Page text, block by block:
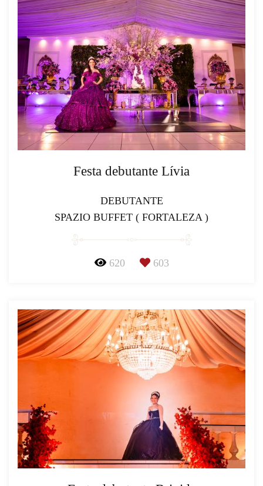
Festa debutante Lívia
DEBUTANTE
SPAZIO BUFFET ( FORTALEZA )
620 603